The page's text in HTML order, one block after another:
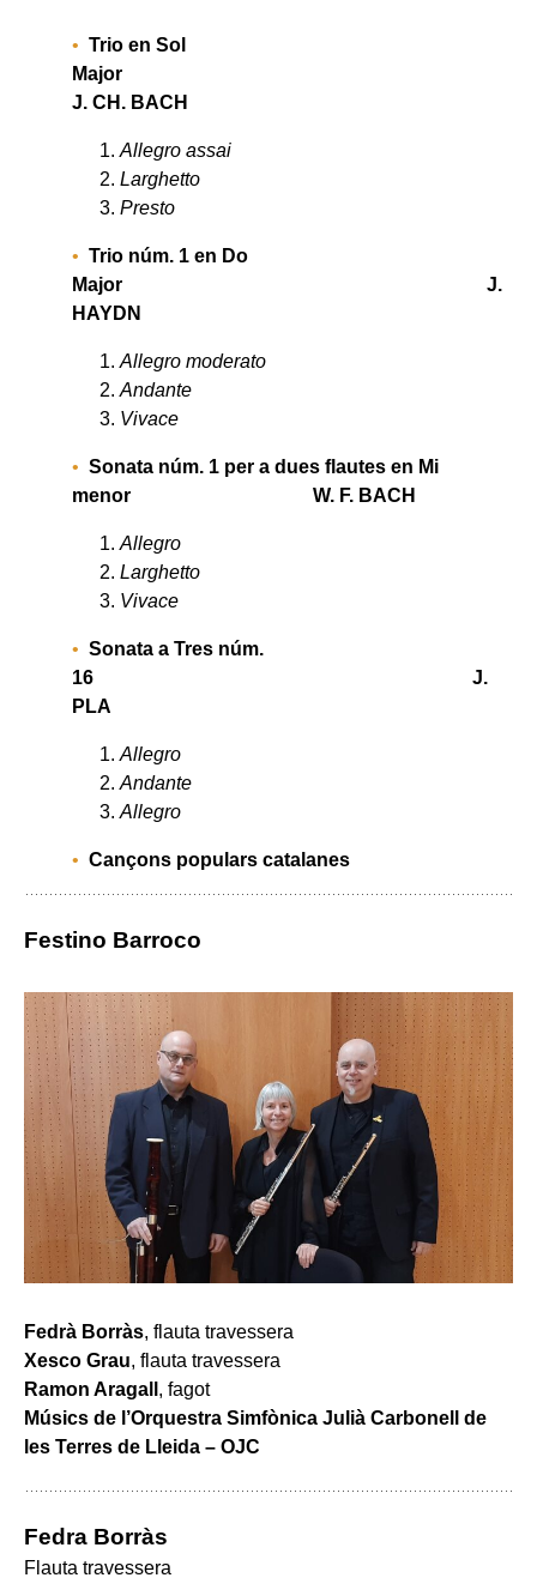
Trio en Sol
J. CH. BACH
Allegro assai
Larghetto
Presto
Trio núm. 1 en Do
Major J.
HAYDN
Allegro moderato
Andante
Vivace
Sonata núm. 1 per a dues flautes en Mi
menor W. F. BACH
Allegro
Larghetto
Vivace
Sonata a Tres núm.
16 J.
PLA
Allegro
Andante
Allegro
Cançons populars catalanes
Festino Barroco
Fedrà Borràs, flauta travessera
Xesco Grau, flauta travessera
Ramon Aragall , fagot
Músics de l’Orquestra Simfònica Julià Carbonell de
les Terres de Lleida – OJC
Fedra Borràs
Flauta travessera